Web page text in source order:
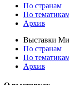
По странам
По
Архив
Выставки
По странам
По
Архив